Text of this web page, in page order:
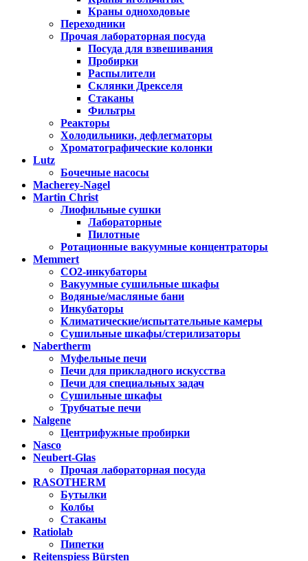
Краны одноходовые
Переходники
Прочая лабораторная посуда
Посуда для взвешивания
Пробирки
Распылители
Склянки Дрекселя
Стаканы
Фильтры
Реакторы
Холодильники, дефлегматоры
Хроматографические колонки
Lutz
Бочечные насосы
Macherey-Nagel
Martin Christ
Лиофильные сушки
Лабораторные
Пилотные
Ротационные вакуумные концентраторы
Memmert
CO2-инкубаторы
Вакуумные сушильные шкафы
Водяные/масляные бани
Инкубаторы
Климатические/испытательные камеры
Сушильные шкафы/стерилизаторы
Nabertherm
Муфельные печи
Печи для прикладного искусства
Печи для специальных задач
Сушильные шкафы
Трубчатые печи
Nalgene
Центрифужные пробирки
Nasco
Neubert-Glas
Прочая лабораторная посуда
RASOTHERM
Бутылки
Колбы
Стаканы
Ratiolab
Пипетки
Reitenspiess Bürsten